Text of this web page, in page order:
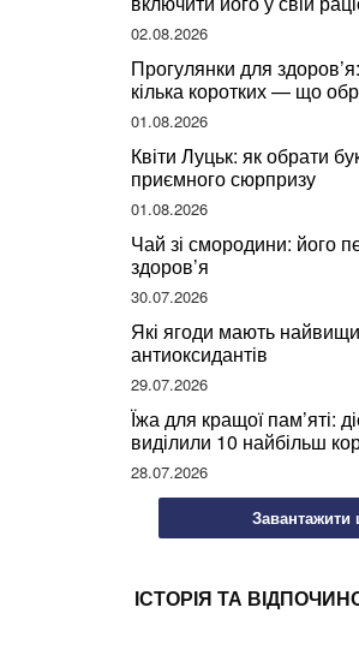
02.08.2026
Прогулянки для
кілька коротких — що
01.08.2026
Квіти Луцьк: як обрати
приємного сюрпризу
01.08.2026
Чай зі смородини: його
здоров’я
30.07.2026
Які ягоди мають
антиоксидантів
29.07.2026
Їжа для кращої пам’яті:
виділили 10 найбільш
продуктів
28.07.2026
Завантажити
ІСТОРІЯ ТА